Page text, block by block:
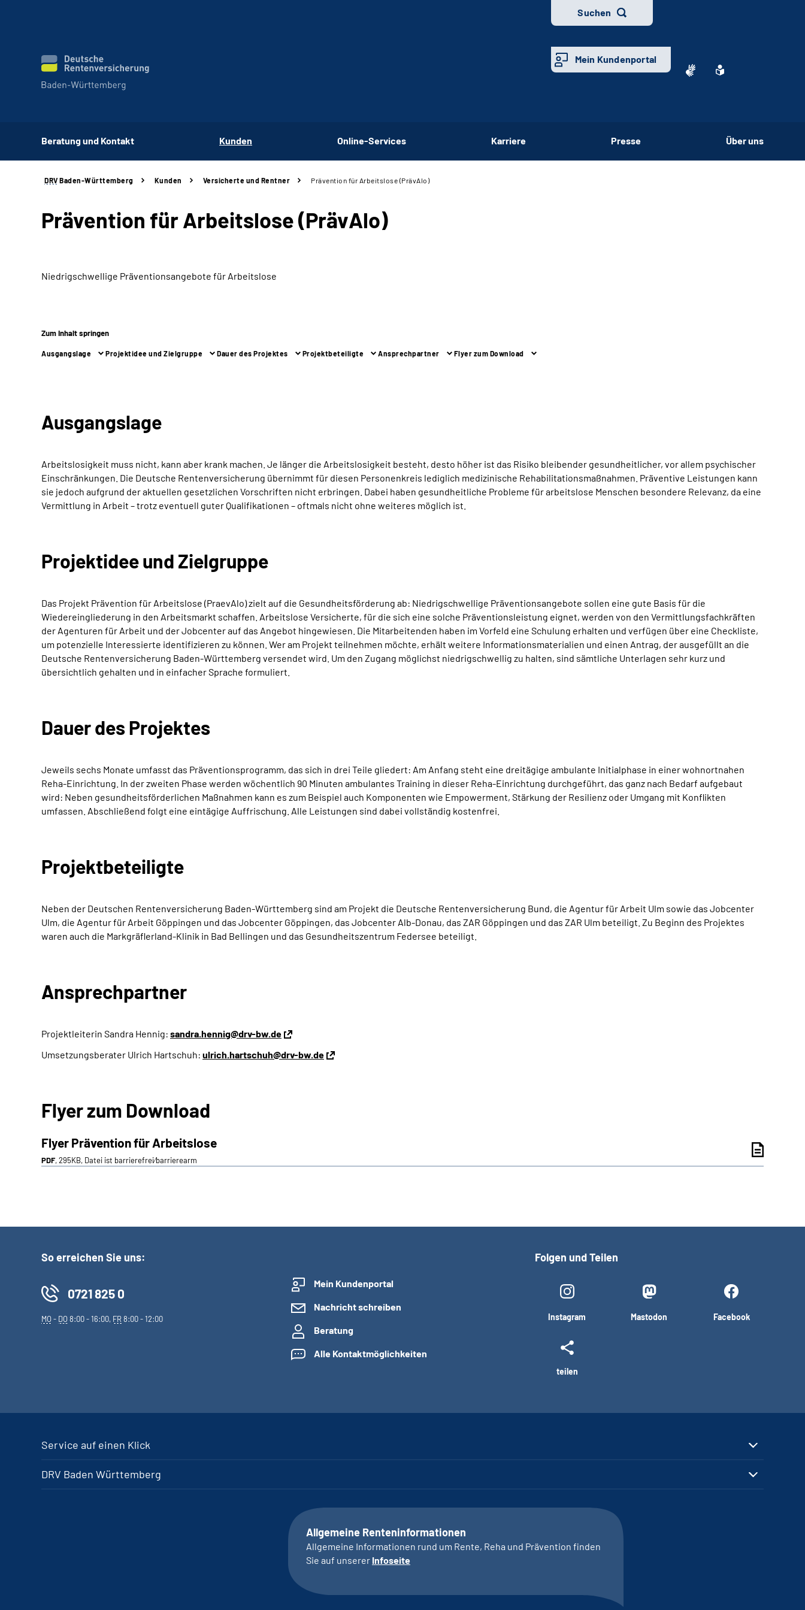
Suchen
Mein Kundenportal
Beratung und Kontakt Kunden Online-Services Karriere Presse Über uns
DRV Baden-Württemberg Kunden Versicherte und Rentner Prävention für Arbeitslose (PrävAlo)
Prävention für Arbeitslose (PrävAlo)
Niedrigschwellige Präventionsangebote für Arbeitslose
Zum Inhalt springen
Ausgangslage Projektidee und Zielgruppe Dauer des Projektes Projektbeteiligte Ansprechpartner Flyer zum Download
Ausgangslage
Arbeitslosigkeit muss nicht, kann aber krank machen. Je länger die Arbeitslosigkeit besteht, desto höher ist das Risiko bleibender gesundheitlicher, vor allem psychischer
Einschränkungen. Die Deutsche Rentenversicherung übernimmt für diesen Personenkreis lediglich medizinische Rehabilitationsmaßnahmen. Präventive Leistungen kann
sie jedoch aufgrund der aktuellen gesetzlichen Vorschriften nicht erbringen. Dabei haben gesundheitliche Probleme für arbeitslose Menschen besondere Relevanz, da eine
Vermittlung in Arbeit – trotz eventuell guter Qualifikationen – oftmals nicht ohne weiteres möglich ist.
Projektidee und Zielgruppe
Das Projekt Prävention für Arbeitslose (PraevAlo) zielt auf die Gesundheitsförderung ab: Niedrigschwellige Präventionsangebote sollen eine gute Basis für die
Wiedereingliederung in den Arbeitsmarkt schaffen. Arbeitslose Versicherte, für die sich eine solche Präventionsleistung eignet, werden von den Vermittlungsfachkräften
der Agenturen für Arbeit und der Jobcenter auf das Angebot hingewiesen. Die Mitarbeitenden haben im Vorfeld eine Schulung erhalten und verfügen über eine Checkliste,
um potenzielle Interessierte identifizieren zu können. Wer am Projekt teilnehmen möchte, erhält weitere Informationsmaterialien und einen Antrag, der ausgefüllt an die
Deutsche Rentenversicherung Baden-Württemberg versendet wird. Um den Zugang möglichst niedrigschwellig zu halten, sind sämtliche Unterlagen sehr kurz und
übersichtlich gehalten und in einfacher Sprache formuliert.
Dauer des Projektes
Jeweils sechs Monate umfasst das Präventionsprogramm, das sich in drei Teile gliedert: Am Anfang steht eine dreitägige ambulante Initialphase in einer wohnortnahen
Reha-Einrichtung. In der zweiten Phase werden wöchentlich 90 Minuten ambulantes Training in dieser Reha-Einrichtung durchgeführt, das ganz nach Bedarf aufgebaut
wird: Neben gesundheitsförderlichen Maßnahmen kann es zum Beispiel auch Komponenten wie Empowerment, Stärkung der Resilienz oder Umgang mit Konflikten
umfassen. Abschließend folgt eine eintägige Auffrischung. Alle Leistungen sind dabei vollständig kostenfrei.
Projektbeteiligte
Neben der Deutschen Rentenversicherung Baden-Württemberg sind am Projekt die Deutsche Rentenversicherung Bund, die Agentur für Arbeit Ulm sowie das Jobcenter
Ulm, die Agentur für Arbeit Göppingen und das Jobcenter Göppingen, das Jobcenter Alb-Donau, das ZAR Göppingen und das ZAR Ulm beteiligt. Zu Beginn des Projektes
waren auch die Markgräflerland-Klinik in Bad Bellingen und das Gesundheitszentrum Federsee beteiligt.
Ansprechpartner
Projektleiterin Sandra Hennig: sandra.hennig@drv-bw.de
Umsetzungsberater Ulrich Hartschuh: ulrich.hartschuh@drv-bw.de
Flyer zum Download
Flyer Prävention für Arbeitslose
PDF, 295KB, Datei ist barrierefrei⁄barrierearm
So erreichen Sie uns:
0721 825 0
MO- DO8:00 - 16:00, FR8:00 - 12:00
Mein Kundenportal
Nachricht schreiben
Beratung
Alle Kontaktmöglichkeiten
Folgen und Teilen
Instagram Mastodon Facebook
teilen
Service auf einen Klick
DRV Baden Württemberg
Allgemeine Renteninformationen
Allgemeine Informationen rund um Rente, Reha und Prävention finden
Sie auf unserer Infoseite